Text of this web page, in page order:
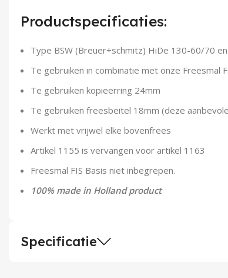
Productspecificaties:
Type BSW (Breuer+schmitz) HiDe 130-60/70
Te gebruiken in combinatie met onze Freesmal
Te gebruiken kopieerring 24mm
Te gebruiken freesbeitel 18mm (deze
Werkt met vrijwel elke bovenfrees
Artikel 1155 is vervangen voor artikel 1163
Freesmal FIS Basis niet inbegrepen.
100% made in Holland product
Specificatie